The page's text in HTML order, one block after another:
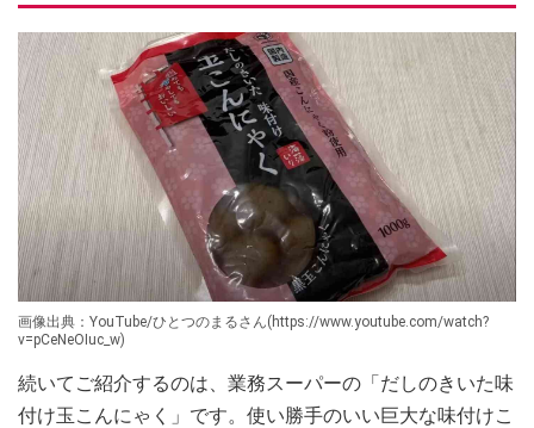
画像出典：YouTube/ひとつのまるさん(https://www.youtube.com/watch?
v=pCeNeOIuc_w)
続いてご紹介するのは、業務スーパーの「だしのきいた味
付け玉こんにゃく」です。使い勝手のいい巨大な味付けこ